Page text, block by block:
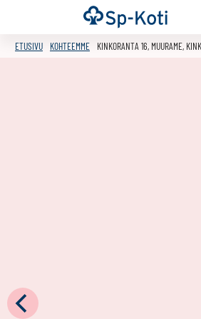
Siirry
sisältöön
Etusivu
ETUSIVU KOHTEEMME KINKORANTA 16, MUURAME,